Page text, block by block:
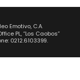
Emotivo, C.A.
PL, “Los Caobos”
0212.6103399.